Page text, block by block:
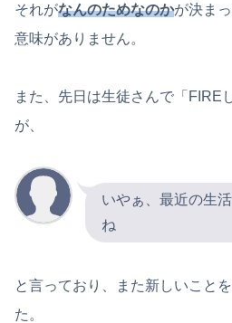
それがなんのためなのかが決ま
意味がありません。
また、先日は生徒さんで「FIRE
が、
いやぁ、最近の生
ね
と言っており、また新しいこと
た。